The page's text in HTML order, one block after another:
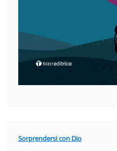
Sorprendersi con Dio